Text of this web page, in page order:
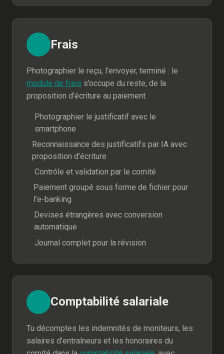
Frais
Photographier le reçu, l’envoyer, terminé : le
module de frais s’occupe du reste, de la
proposition d’écriture au paiement.
Photographier le justificatif avec le
smartphone
Reconnaissance des justificatifs par IA avec
proposition d’écriture
Contrôle et validation par le comité
Paiement groupé sous forme de fichier pour
l’e-banking
Devises étrangères avec conversion
automatique
Journal complet pour la révision
Comptabilité salariale
Tu décomptes les indemnités de moniteurs, les
salaires d’entraîneurs et les honoraires du